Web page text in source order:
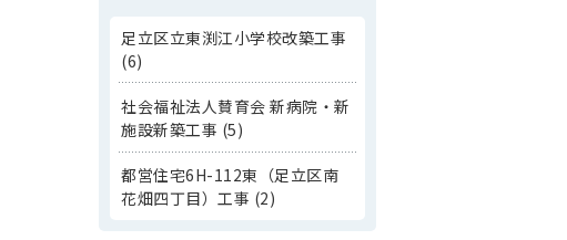
足立区立東渕江小学校改築工事
(6)
社会福祉法人賛育会 新病院・新
施設新築工事 (5)
都営住宅6H-112東（足立区南
花畑四丁目）工事 (2)